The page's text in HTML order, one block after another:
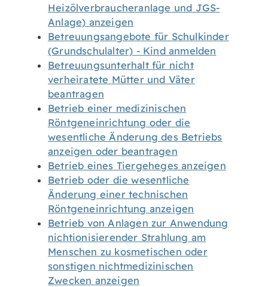
Heizölverbraucheranlage und JGS-
Anlage) anzeigen
Betreuungsangebote für Schulkinder
(Grundschulalter) - Kind anmelden
Betreuungsunterhalt für nicht
verheiratete Mütter und Väter
beantragen
Betrieb einer medizinischen
Röntgeneinrichtung oder die
wesentliche Änderung des Betriebs
anzeigen oder beantragen
Betrieb eines Tiergeheges anzeigen
Betrieb oder die wesentliche
Änderung einer technischen
Röntgeneinrichtung anzeigen
Betrieb von Anlagen zur Anwendung
nichtionisierender Strahlung am
Menschen zu kosmetischen oder
sonstigen nichtmedizinischen
Zwecken anzeigen